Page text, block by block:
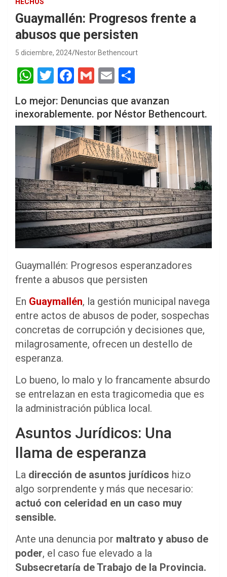
Guaymallén: Progresos frente a
abusos que persisten
5 diciembre, 2024 Nestor Bethencourt
W
at
s
A
p
p
T
wi
tt
er
F
ce
b
o
o
k
G
m
ail
E
ail ar
e
Lo mejor: Denuncias que avanzan
inexorablemente. por Néstor Bethencourt.
Guaymallén: Progresos esperanzadores
frente a abusos que persisten
En Guaymallén, la gestión municipal navega
entre actos de abusos de poder, sospechas
concretas de corrupción y decisiones que,
milagrosamente, ofrecen un destello de
esperanza.
Lo bueno, lo malo y lo francamente absurdo
se entrelazan en esta tragicomedia que es
la administración pública local.
Asuntos Jurídicos: Una
llama de esperanza
La dirección de asuntos jurídicos hizo
algo sorprendente y más que necesario:
actuó con celeridad en un caso muy
sensible.
Ante una denuncia por maltrato y abuso de
poder, el caso fue elevado a la
Subsecretaría de Trabajo de la Provincia.